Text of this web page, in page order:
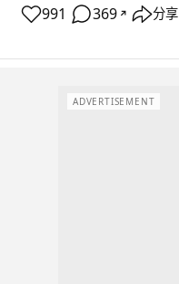
991 369 ↗ 分享
ADVERTISEMENT